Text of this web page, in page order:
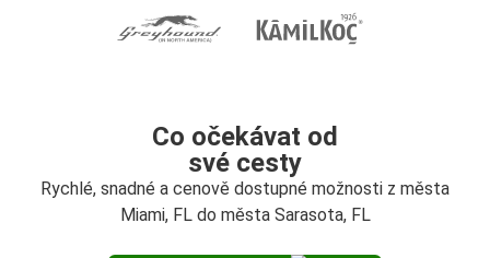
Co očekávat od
své cesty
Rychlé, snadné a cenově dostupné možnosti z města
Miami, FL do města Sarasota, FL